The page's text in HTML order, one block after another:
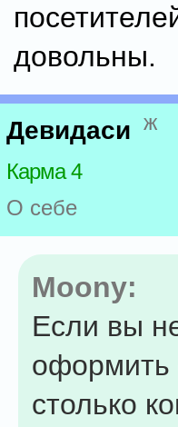
довольны.
Девидаси ж
Карма 4
О себе
Moony:
Если вы
оформить
столько